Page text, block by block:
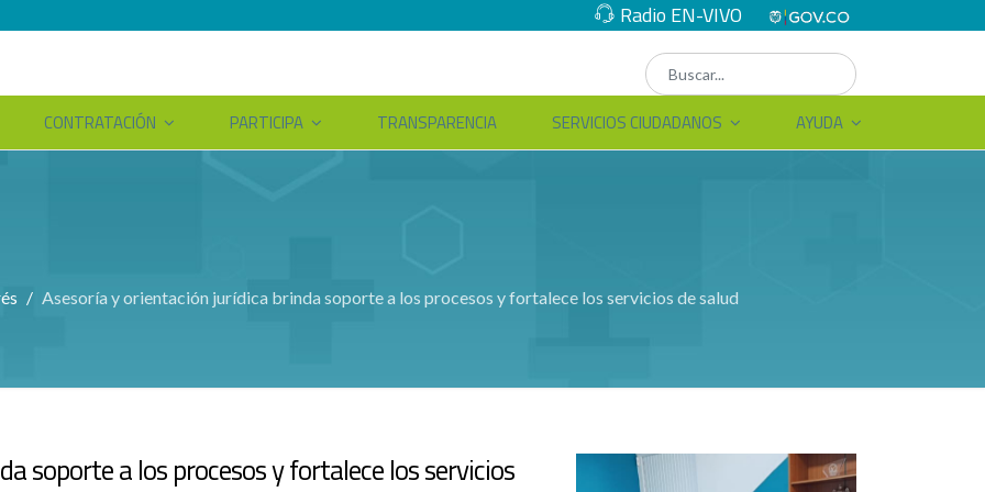
Radio EN-VIVO
CONTRATACIÓN PARTICIPA TRANSPARENCIA SERVICIOS CIUDADANOS AYUDA
Asesoría y orientación jurídica brinda soporte a los procesos y fortalece los servicios de salud
soporte a los procesos y fortalece los servicios